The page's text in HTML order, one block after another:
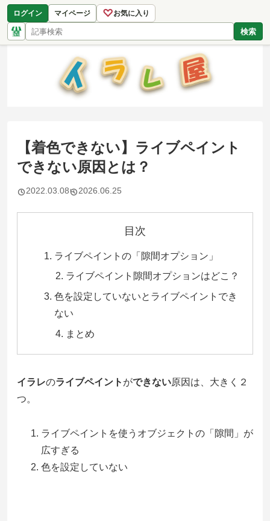
ログイン マイページ ♡お気に入り
検索
【着色できない】ライブペイント
できない原因とは？
2022.03.08 2026.06.25
目次
ライブペイントの「隙間オプション」
ライブペイント隙間オプションはどこ？
色を設定していないとライブペイントでき
ない
まとめ
イラレのライブペイント ができない原因は、大きく２
つ。
ライブペイントを使うオブジェクトの「隙間」が
広すぎる
色を設定していない